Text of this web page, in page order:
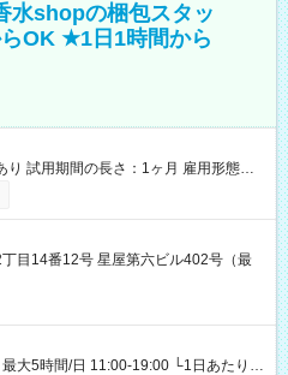
水shopの梱包スタッ
OK ★1日1時間から
り 試用期間の長さ：1ヶ月 雇用形態、
。
目14番12号 星屋第六ビル402号（最
大5時間/日 11:00-19:00 └1日あたりの